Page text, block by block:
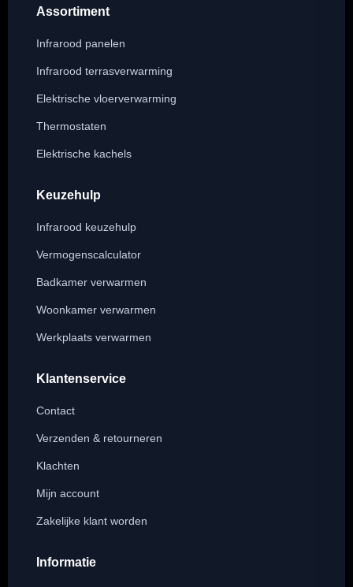
Assortiment
Infrarood panelen
Infrarood terrasverwarming
Elektrische vloerverwarming
Thermostaten
Elektrische kachels
Keuzehulp
Infrarood keuzehulp
Vermogenscalculator
Badkamer verwarmen
Woonkamer verwarmen
Werkplaats verwarmen
Klantenservice
Contact
Verzenden & retourneren
Klachten
Mijn account
Zakelijke klant worden
Informatie